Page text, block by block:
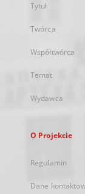
Tytuł
Twórca
Współtwórca
Temat
Wydawca
O Projekcie
Regulamin
Dane